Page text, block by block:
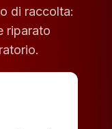
di raccolta:
riparato